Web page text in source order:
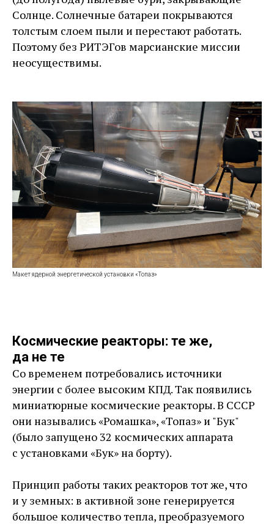
Солнце. Солнечные батареи покрываются
толстым слоем пыли и перестают работать.
Поэтому без РИТЭГов марсианские миссии
неосуществимы.
Макет ядерной энергетической установки «Топаз»
Космические реакторы: те же,
да не те
Со временем потребовались источники
энергии с более высоким КПД. Так появились
миниатюрные космические реакторы. В СССР
они назывались «Ромашка», «Топаз» и "Бук"
(было запущено 32 космических аппарата
с установками «Бук» на борту).
Принцип работы таких реакторов тот же, что
и у земных: в активной зоне генерируется
большое количество тепла, преобразуемого